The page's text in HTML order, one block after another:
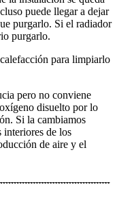
puede llegar a dejar
purgarlo. Si el radiador
purgarlo.
para limpiarlo
pero no conviene
disuelto por lo
Si la cambiamos
interiores de los
de aire y el